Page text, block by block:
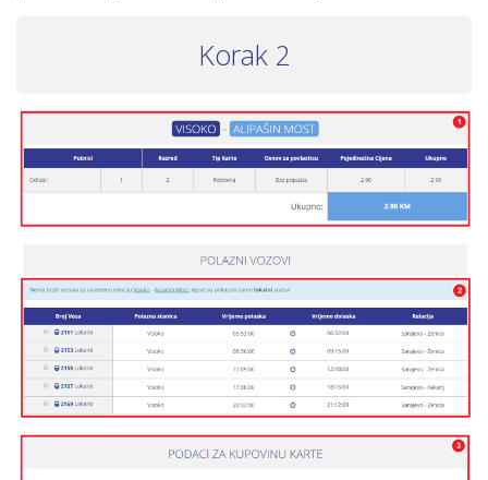
Korak 2